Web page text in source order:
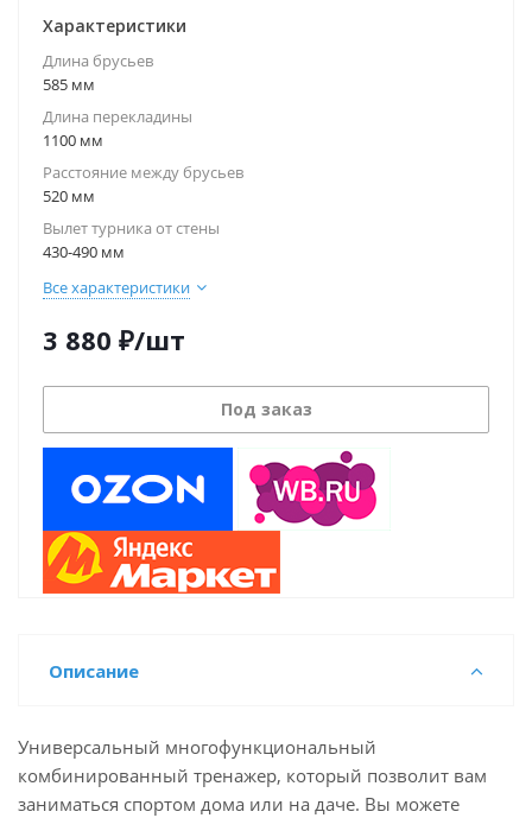
Характеристики
Длина брусьев
585 мм
Длина перекладины
1100 мм
Расстояние между брусьев
520 мм
Вылет турника от стены
430-490 мм
Все характеристики
3 880 ₽/шт
Под заказ
Описание
Универсальный многофункциональный
комбинированный тренажер, который позволит вам
заниматься спортом дома или на даче. Вы можете